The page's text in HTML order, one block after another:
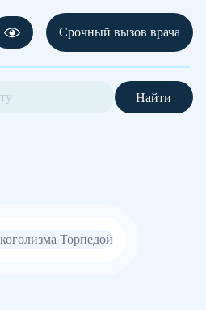
Срочный вызов врача
Найти